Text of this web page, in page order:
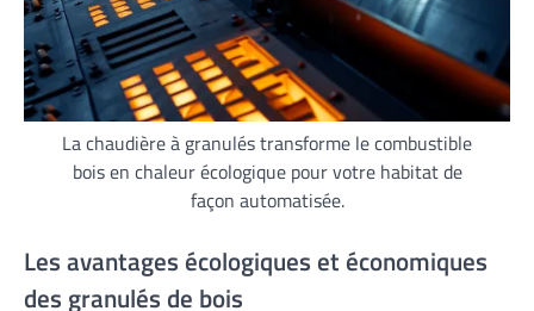
La chaudière à granulés transforme le combustible
bois en chaleur écologique pour votre habitat de
façon automatisée.
Les avantages écologiques et économiques
des granulés de bois